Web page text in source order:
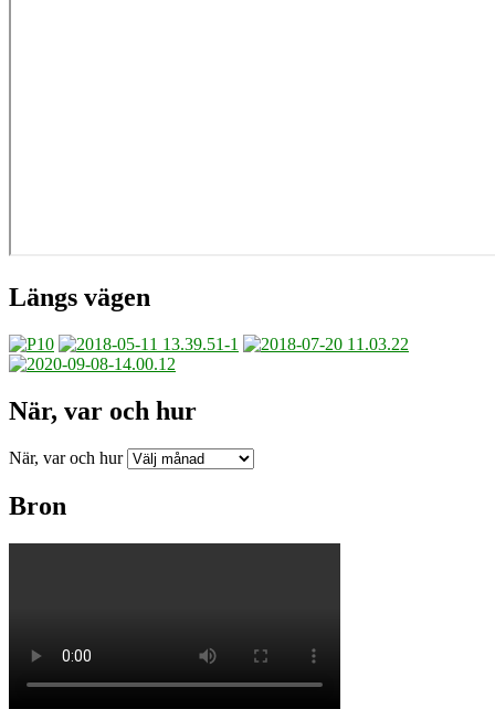
Längs vägen
När, var och hur
När, var och hur
Bron